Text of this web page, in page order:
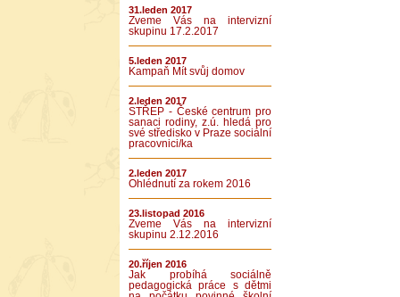
31.leden 2017
Zveme Vás na intervizní
skupinu 17.2.2017
5.leden 2017
Kampaň Mít svůj domov
2.leden 2017
STŘEP - České centrum pro
sanaci rodiny, z.ú. hledá pro
své středisko v Praze sociální
pracovnici/ka
2.leden 2017
Ohlédnutí za rokem 2016
23.listopad 2016
Zveme Vás na intervizní
skupinu 2.12.2016
20.říjen 2016
Jak probíhá sociálně
pedagogická práce s dětmi